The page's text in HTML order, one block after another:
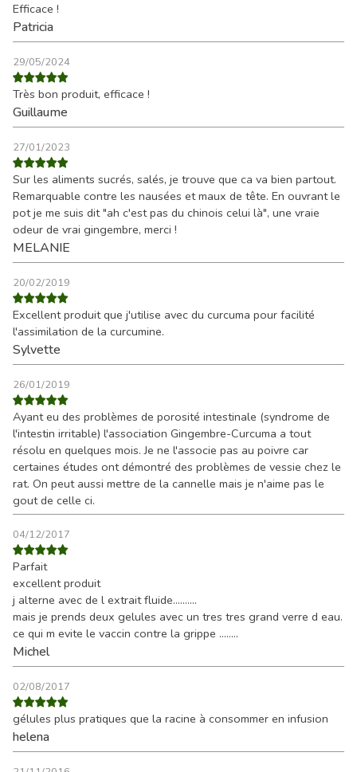
Efficace !
Patricia
29/05/2024
Très bon produit, efficace !
Guillaume
27/01/2023
Sur les aliments sucrés, salés, je trouve que ca va bien partout.
Remarquable contre les nausées et maux de tête. En ouvrant le
pot je me suis dit "ah c'est pas du chinois celui là", une vraie
odeur de vrai gingembre, merci !
MELANIE
20/02/2019
Excellent produit que j'utilise avec du curcuma pour facilité
l'assimilation de la curcumine.
Sylvette
26/01/2019
Ayant eu des problèmes de porosité intestinale (syndrome de
l'intestin irritable) l'association Gingembre-Curcuma a tout
résolu en quelques mois. Je ne l'associe pas au poivre car
certaines études ont démontré des problèmes de vessie chez le
rat. On peut aussi mettre de la cannelle mais je n'aime pas le
gout de celle ci.
04/12/2017
Parfait
excellent produit
j alterne avec de l extrait fluide..........
mais je prends deux gelules avec un tres tres grand verre d eau.
ce qui m evite le vaccin contre la grippe ........
Michel
02/08/2017
gélules plus pratiques que la racine à consommer en infusion
helena